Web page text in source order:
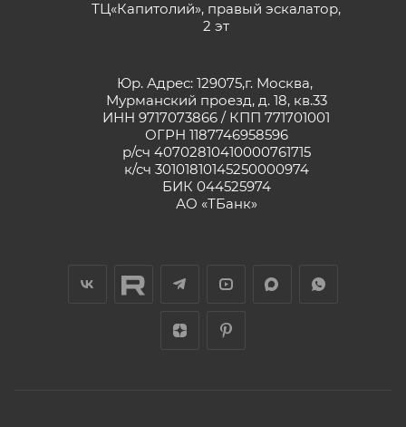
ТЦ«Капитолий», правый эскалатор,
2 эт
Юр. Адрес: 129075,г. Москва,
Мурманский проезд, д. 18, кв.33
ИНН 9717073866 / КПП 771701001
ОГРН 1187746958596
р/сч 40702810410000761715
к/сч 30101810145250000974
БИК 044525974
АО «ТБанк»